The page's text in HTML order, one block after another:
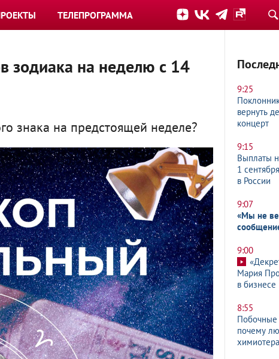
ТЕЛЕПРОГРАММА
зодиака на неделю с 14
знака на предстоящей неделе?
9:25
вернуть
концерт
9:15
Выплаты
1
в России
9:07
«Мы не
9:00
Мария
в бизнесе
8:55
Побочные
почему